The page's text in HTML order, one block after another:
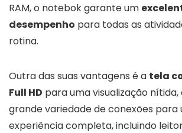
RAM, o notebok garante um
desempenho para todas as
rotina.
Outra das suas vantagens é a tela
Full HD para uma visualização
grande variedade de conexões para
experiência completa, incluindo